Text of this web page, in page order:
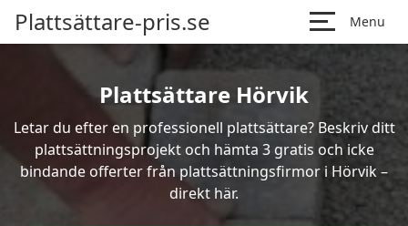
Plattsättare-pris.se Menu
Plattsättare Hörvik
Letar du efter en professionell plattsättare? Beskriv ditt
plattsättningsprojekt och hämta 3 gratis och icke
bindande offerter från plattsättningsfirmor i Hörvik –
direkt här.